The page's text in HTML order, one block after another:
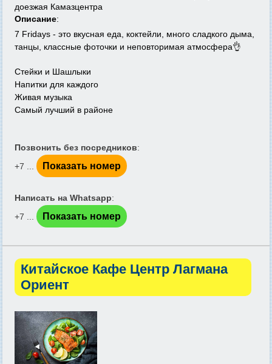
доезжая Камазцентра
Описание:
7 Fridays - это вкусная еда, коктейли, много сладкого дыма,
танцы, классные фоточки и неповторимая атмосфера👌
Стейки и Шашлыки
Напитки для каждого
Живая музыка
Самый лучший в районе
Позвонить без посредников:
+7 ...
Показать номер
Написать на Whatsapp:
+7 ...
Показать номер
Китайское Кафе Центр Лагмана
Ориент